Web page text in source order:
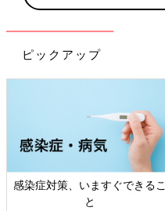
ピックアップ
感染症対策、いますぐできるこ
と